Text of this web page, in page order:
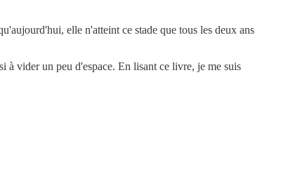
elle n'atteint ce stade que tous les deux ans
à vider un peu d'espace. En lisant ce livre, je me suis